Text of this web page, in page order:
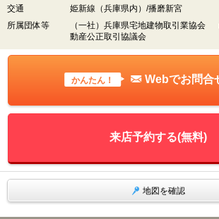
交通
姫新線（兵庫県内）/播磨新宮
所属団体等
（一社）兵庫県宅地建物取引業協会
動産公正取引協議会
かんたん！ Webでお問合
来店予約する(無料)
地図を確認